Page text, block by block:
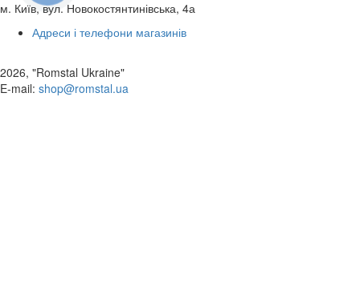
м. Київ, вул. Новокостянтинівська, 4а
Адреси і телефони магазинів
2026, "Romstal Ukraine"
​E-mail: shop@romstal.ua